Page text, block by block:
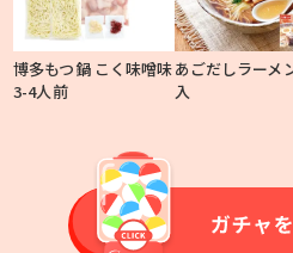
博多もつ鍋 こく味噌味
3-4人前
あごだしラーメ
入